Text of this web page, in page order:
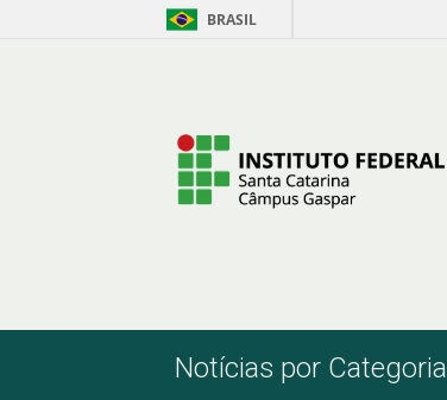
Pular para o Conteúdo BRASIL
Notícias por Categoria